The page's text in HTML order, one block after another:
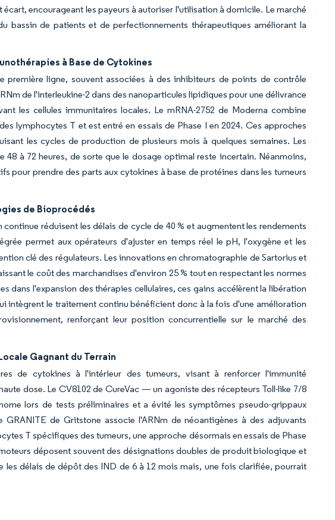
encourageant les payeurs à autoriser l'utilisation à domicile. Le marché
bassin de patients et de perfectionnements thérapeutiques améliorant la
à Base de Cytokines
ligne, souvent associées à des inhibiteurs de points de contrôle
de l'interleukine-2 dans des nanoparticules lipidiques pour une délivrance
les cellules immunitaires locales. Le mRNA-2752 de Moderna combine
lymphocytes T et est entré en essais de Phase I en 2024. Ces approches
les cycles de production de plusieurs mois à quelques semaines. Les
à 72 heures, de sorte que le dosage optimal reste incertain. Néanmoins,
pour prendre des parts aux cytokines à base de protéines dans les tumeurs
de Bioprocédés
réduisent les délais de cycle de 40 % et augmentent les rendements
permet aux opérateurs d'ajuster en temps réel le pH, l'oxygène et les
clé des régulateurs. Les innovations en chromatographie de Sartorius et
le coût des marchandises d'environ 25 % tout en respectant les normes
dans l'expansion des thérapies cellulaires, ces gains accélèrent la libération
intègrent le traitement continu bénéficient donc à la fois d'une amélioration
renforçant leur position concurrentielle sur le marché des
Gagnant du Terrain
de cytokines à l'intérieur des tumeurs, visant à renforcer l'immunité
dose. Le CV8102 de CureVac — un agoniste des récepteurs Toll-like 7/8
lors de tests préliminaires et a évité les symptômes pseudo-grippaux
de Gritstone associe l'ARNm de néoantigènes à des adjuvants
T spécifiques des tumeurs, une approche désormais en essais de Phase
déposent souvent des désignations doubles de produit biologique et
délais de dépôt des IND de 6 à 12 mois mais, une fois clarifiée, pourrait